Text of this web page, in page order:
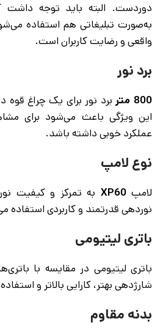
دوردست. البته باید توجه داشت
به‌صورت تبلیغاتی هم استفاده
واقعی و رضایت کاربران است.
برد نور
800 متر
برد نور برای یک چراغ
این ویژگی باعث می‌شود برای
عملکرد خوبی داشته باشد.
نوع لامپ
لامپXP60 به تمرکز و کیفیت
نوردهی قدرتمند و کاربردی استفاده
باتری لیتیومی
باتری لیتیومی در مقایسه با
شارژدهی بهتر، کارایی بالاتر و
بدنه مقاوم